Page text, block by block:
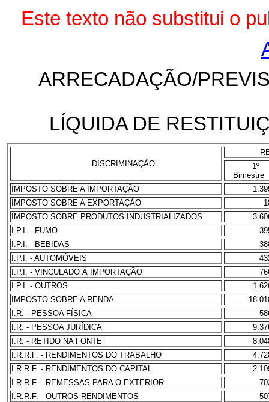
Este texto não substitui o
ARRECADAÇÃO/
LÍQUIDA DE
DISCRIMINAÇÃO
1º
Bimestre
IMPOSTO SOBRE A IMPORTAÇÃO
IMPOSTO SOBRE A EXPORTAÇÃO
IMPOSTO SOBRE PRODUTOS INDUSTRIALIZADOS
I.P.I. - FUMO
I.P.I. - BEBIDAS
I.P.I. - AUTOMÓVEIS
I.P.I. - VINCULADO À IMPORTAÇÃO
I.P.I. - OUTROS
IMPOSTO SOBRE A RENDA
I.R. - PESSOA FÍSICA
I.R. - PESSOA JURÍDICA
I.R. - RETIDO NA FONTE
I.R.R.F. - RENDIMENTOS DO TRABALHO
I.R.R.F. - RENDIMENTOS DO CAPITAL
I.R.R.F. - REMESSAS PARA O EXTERIOR
I.R.R.F. - OUTROS RENDIMENTOS